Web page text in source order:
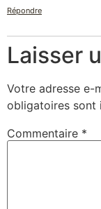
Répondre
Laisser
Votre adresse e-
obligatoires sont
Commentaire *